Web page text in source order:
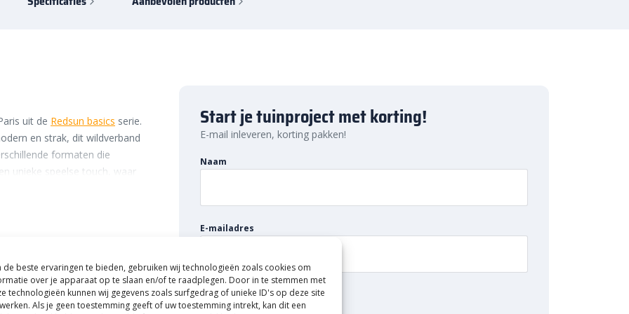
de beste ervaringen te bieden, gebruiken wij technologieën zoals cookies om
over je apparaat op te slaan en/of te raadplegen. Door in te stemmen met
technologieën kunnen wij gegevens zoals surfgedrag of unieke ID's op deze site
Als je geen toestemming geeft of uw toestemming intrekt, kan dit een
uit de Redsun basics serie.
en strak, dit wildverband
formaten die
unieke speelse touch, waar
is geschikt voor zowel
van een uniek terras, tuinpad
Kortom: wat je idee ook
met scherpe randen.
Start je tuinproject met korting!
E-mail inleveren, korting pakken!
Naam
E-mailadres